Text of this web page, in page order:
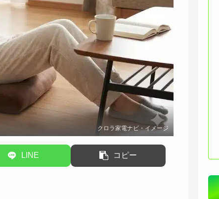
クロラ家電ナビ・イメージ
LINE コピー